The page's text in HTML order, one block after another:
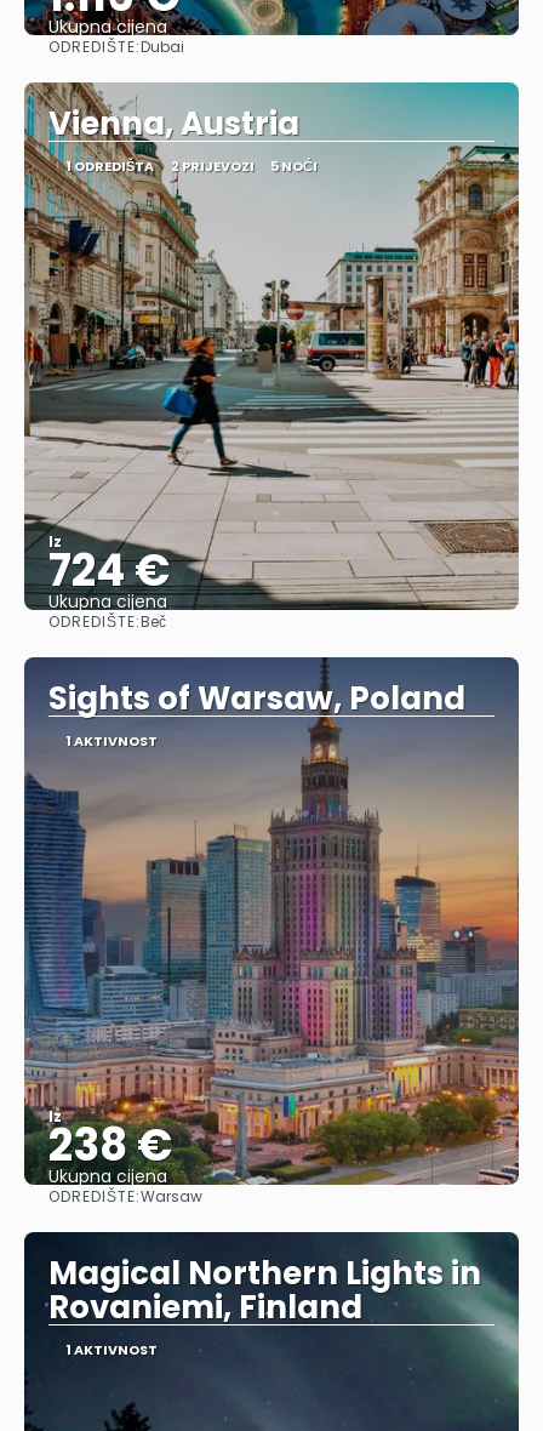
Ukupna cijena
ODREDIŠTE:Dubai
Vienna, Austria
1 ODREDIŠTA 2 PRIJEVOZI 5 NOĆI
Iz
724 €
Ukupna cijena
ODREDIŠTE:Beč
Sights of Warsaw, Poland
1 AKTIVNOST
Iz
238 €
Ukupna cijena
ODREDIŠTE:Warsaw
Magical Northern Lights in
Rovaniemi, Finland
1 AKTIVNOST